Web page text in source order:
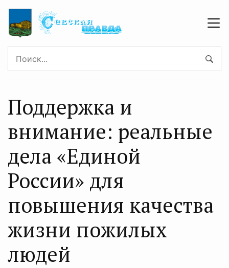
Поддержка и
внимание: реальные
дела «Единой
России» для
повышения качества
жизни пожилых
людей